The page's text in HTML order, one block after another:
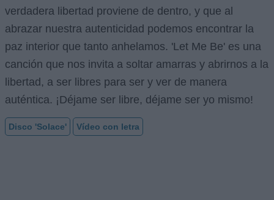
verdadera libertad proviene de dentro, y que al
abrazar nuestra autenticidad podemos encontrar la
paz interior que tanto anhelamos. 'Let Me Be' es una
canción que nos invita a soltar amarras y abrirnos a la
libertad, a ser libres para ser y ver de manera
auténtica. ¡Déjame ser libre, déjame ser yo mismo!
Disco 'Solace' Vídeo con letra